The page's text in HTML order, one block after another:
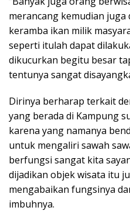
merancang kemudian juga
keramba ikan milik
seperti itulah dapat
dikucurkan begitu besar
tentunya sangat
Dirinya berharap terkait
yang berada di Kampung
karena yang namanya
untuk mengaliri sawah
berfungsi sangat kita
dijadikan objek wisata itu
mengabaikan fungsinya
imbuhnya.